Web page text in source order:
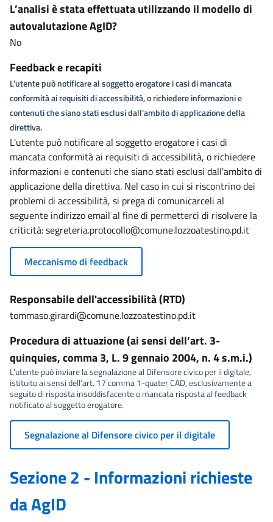
L’analisi è stata effettuata utilizzando il modello di
autovalutazione AgID?
No
Feedback e recapiti
L'utente può notificare al soggetto erogatore i casi di mancata
conformità ai requisiti di accessibilità, o richiedere informazioni e
contenuti che siano stati esclusi dall'ambito di applicazione della
direttiva.
L'utente può notificare al soggetto erogatore i casi di
mancata conformità ai requisiti di accessibilità, o richiedere
informazioni e contenuti che siano stati esclusi dall'ambito di
applicazione della direttiva. Nel caso in cui si riscontrino dei
problemi di accessibilità, si prega di comunicarceli al
seguente indirizzo email al fine di permetterci di risolvere la
criticità: segreteria.protocollo@comune.lozzoatestino.pd.it
Meccanismo di feedback
Responsabile dell'accessibilità (RTD)
tommaso.girardi@comune.lozzoatestino.pd.it
Procedura di attuazione (ai sensi dell’art. 3-
quinquies, comma 3, L. 9 gennaio 2004, n. 4 s.m.i.)
L’utente può inviare la segnalazione al Difensore civico per il digitale,
istituito ai sensi dell’art. 17 comma 1-quater CAD, esclusivamente a
seguito di risposta insoddisfacente o mancata risposta al feedback
notificato al soggetto erogatore.
Segnalazione al Difensore civico per il digitale
Sezione 2 - Informazioni richieste
da AgID